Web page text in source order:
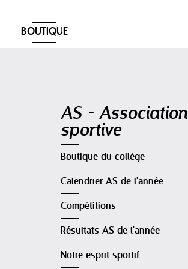
BOUTIQUE
AS - Association
sportive
Boutique du collège
Calendrier AS de l'année
Compétitions
Résultats AS de l'année
Notre esprit sportif